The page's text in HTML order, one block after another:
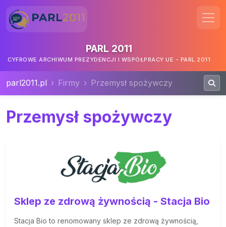
PARL 2011
CYFROWE ARCHIWUM PREZYDENCJI I WSPÓŁPRACY UE - PARL 2011
parl2011.pl Firmy Przemysł spożywczy
Przemysł spożywczy
Sklep ze zdrową żywnością - Stacja Bio
Stacja Bio to renomowany sklep ze zdrową żywnością,